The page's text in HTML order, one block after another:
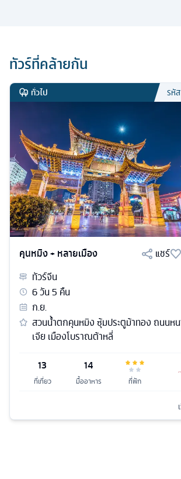
ทัวร์ที่คล้ายกัน
ทั่วไป รหัส
คุนหมิง + หลายเมือง แชร์
ทัวร์จีน
6วัน5 คืน
ก.ย.
สวนน้ำตกคุนหมิง ซุ้มประตูม้าทอง ถนนห
เจีย เมืองโบราณต้าหลี่
13
ที่เที่ยว
14
มื้ออาหาร ที่พัก